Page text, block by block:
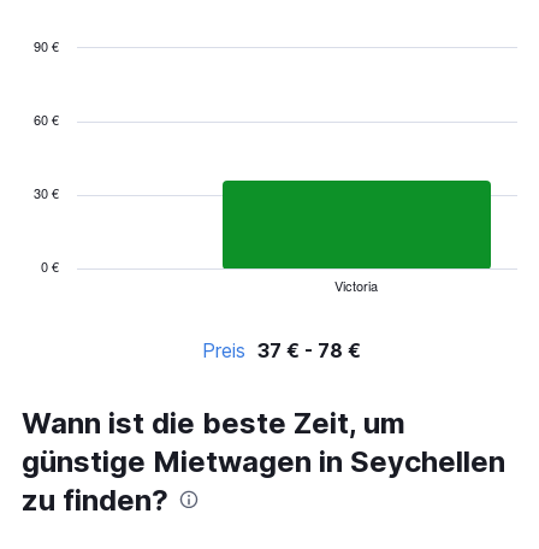
The
categories.
The
chart
has
1
Victoria
0 €
30 €
60 €
90 €
Preis 37 € - 78 €
Wann ist die beste Zeit, um
günstige Mietwagen in Seychellen
zu finden?